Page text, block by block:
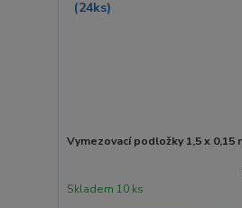
Vymezovací podložky 1,5 x 0,15
Skladem 10 ks